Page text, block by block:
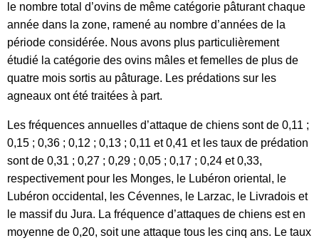
le nombre total d’ovins de même catégorie pâturant chaque
année dans la zone, ramené au nombre d’années de la
période considérée. Nous avons plus particulièrement
étudié la catégorie des ovins mâles et femelles de plus de
quatre mois sortis au pâturage. Les prédations sur les
agneaux ont été traitées à part.
Les fréquences annuelles d’attaque de chiens sont de 0,11 ;
0,15 ; 0,36 ; 0,12 ; 0,13 ; 0,11 et 0,41 et les taux de prédation
sont de 0,31 ; 0,27 ; 0,29 ; 0,05 ; 0,17 ; 0,24 et 0,33,
respectivement pour les Monges, le Lubéron oriental, le
Lubéron occidental, les Cévennes, le Larzac, le Livradois et
le massif du Jura. La fréquence d’attaques de chiens est en
moyenne de 0,20, soit une attaque tous les cinq ans. Le taux